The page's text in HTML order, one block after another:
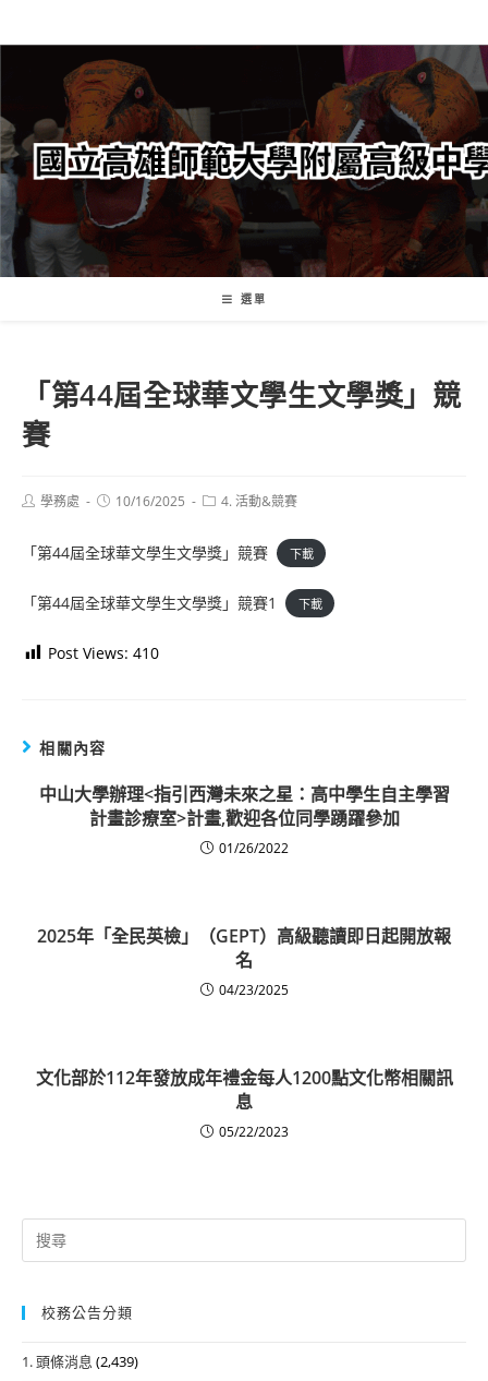
轉
要
內
容
選單
「第44屆全球華文學生文學獎」競
賽
Post學務處
Post10/16/2025
Post4. 活動&競賽
「第44屆全球華文學生文學獎」競賽 下載
「第44屆全球華文學生文學獎」競賽1 下載
Post Views: 410
相關內容
中山大學辦理<指引西灣未來之星：高中學生自主學習
計畫診療室>計畫,歡迎各位同學踴躍參加
01/26/2022
2025年「全民英檢」（GEPT）高級聽讀即日起開放報
名
04/23/2025
文化部於112年發放成年禮金每人1200點文化幣相關訊
息
05/22/2023
Search
for:
校務公告分類
1. 頭條消息 (2,439)